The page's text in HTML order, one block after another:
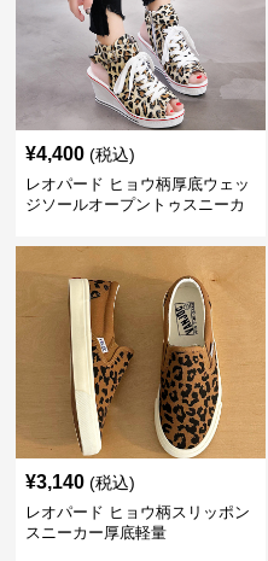
¥4,400 (税込)
レオパード ヒョウ柄厚底ウェッ
ジソールオープントゥスニーカ
¥3,140 (税込)
レオパード ヒョウ柄スリッポン
スニーカー厚底軽量